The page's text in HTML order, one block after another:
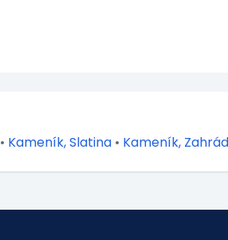
• Kameník, Slatina • Kameník,